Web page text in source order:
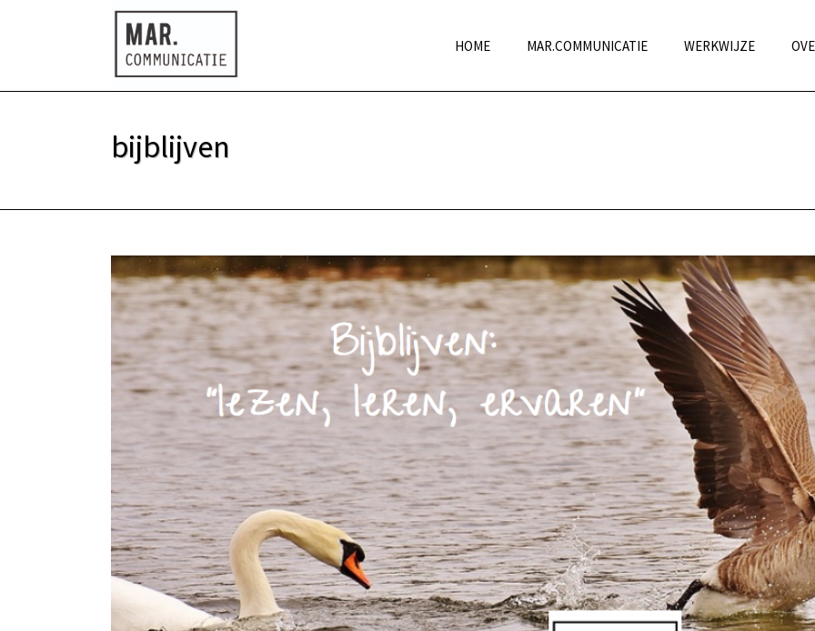
HOME MAR.COMMUNICATIE WERKWIJZE
bijblijven